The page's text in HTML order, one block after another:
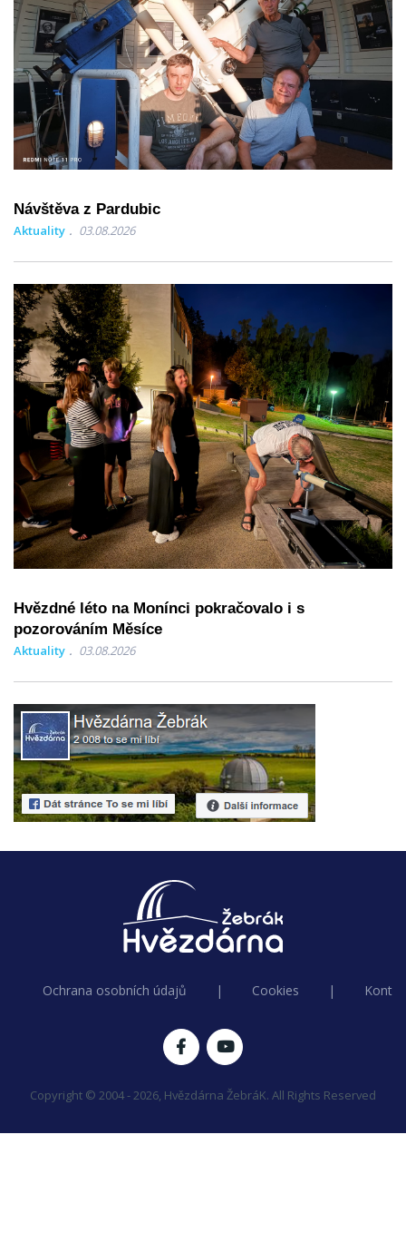
Návštěva z Pardubic
Aktuality 03.08.2026
Hvězdné léto na Monínci pokračovalo i s
pozorováním Měsíce
Aktuality 03.08.2026
Ochrana osobních údajů | Cookies |
Copyright © 2004 - 2026, Hvězdárna ŽebráK. All Rights Reserved